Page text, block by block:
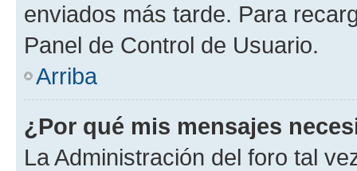
enviados más tarde. Para
Panel de Control de Usuario.
Arriba
¿Por qué mis mensajes
La Administración del foro tal